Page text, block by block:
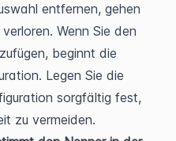
entfernen, gehen
Wenn Sie den
beginnt die
Legen Sie die
sorgfältig fest,
zu vermeiden.